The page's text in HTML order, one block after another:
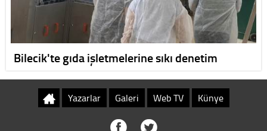
Bilecik'te gıda işletmelerine sıkı denetim
Yazarlar Galeri Web TV Künye